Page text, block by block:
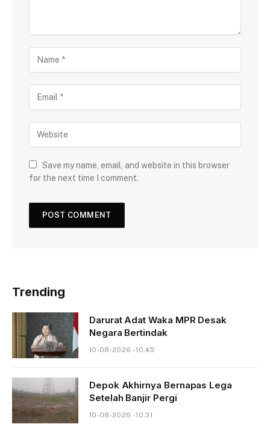
Save my name, email, and website in this browser
for the next time I comment.
Trending
Darurat Adat Waka MPR Desak
Negara Bertindak
10-08-2026 - 10.45
Depok Akhirnya Bernapas Lega
Setelah Banjir Pergi
10-08-2026 - 10.31